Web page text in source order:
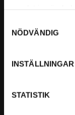
NÖDVÄNDIG
INSTÄLLNINGAR
STATISTIK
Org. nummer: